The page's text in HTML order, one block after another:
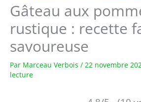
Gâteau aux
rustique : recette
savoureuse
Par Marceau Verbois / 22 novembre
lecture